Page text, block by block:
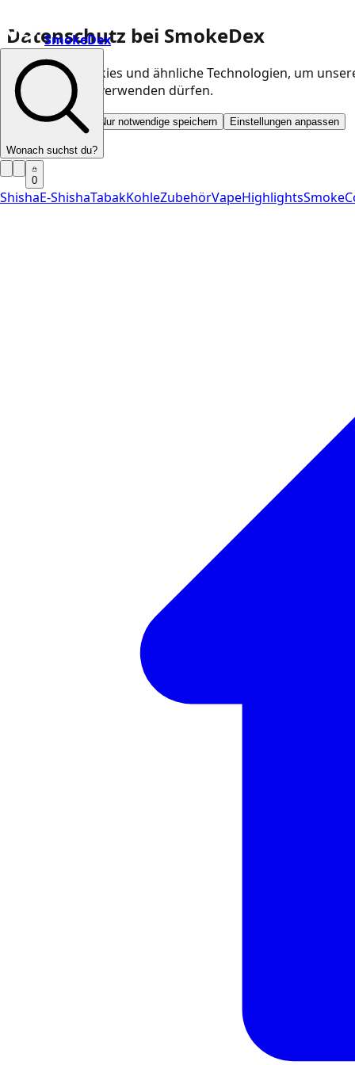
Datenschutz bei SmokeDex
Wir nutzen Cookies und ähnliche Technologien, um
Kategorien wir verwenden dürfen.
Alle akzeptieren Nur notwendige speichern Einstellungen anpassen
SmokeDex
Wonach suchst du?
0
ShishaE-ShishaTabakKohleZubehörVapeHighlights